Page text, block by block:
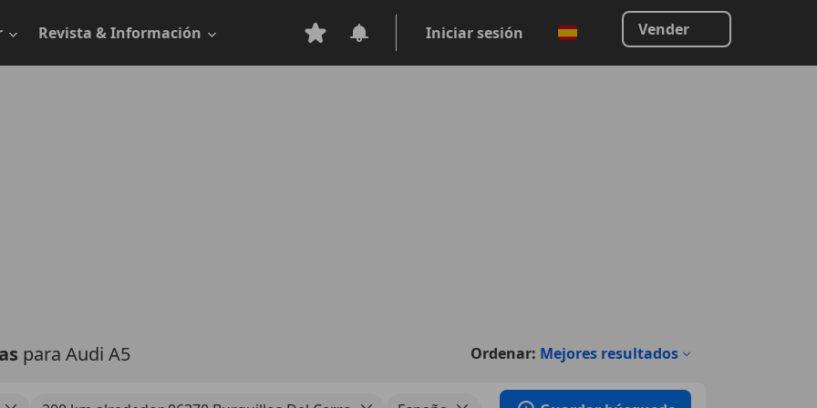
Revista & Información Iniciar sesión Vender
para Audi A5 Ordenar: Mejores resultados